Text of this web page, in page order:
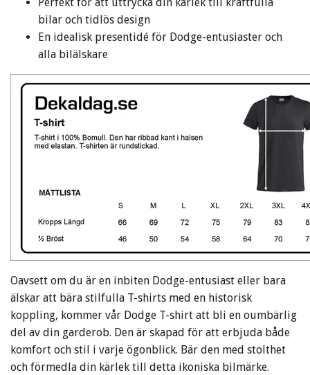
Perfekt för att uttrycka din kärlek till kraftfulla
bilar och tidlös design
En idealisk presentidé för Dodge-entusiaster och
alla bilälskare
Oavsett om du är en inbiten Dodge-entusiast eller bara
älskar att bära stilfulla T-shirts med en historisk
koppling, kommer vår Dodge T-shirt att bli en oumbärlig
del av din garderob. Den är skapad för att erbjuda både
komfort och stil i varje ögonblick. Bär den med stolthet
och förmedla din kärlek till detta ikoniska bilmärke.